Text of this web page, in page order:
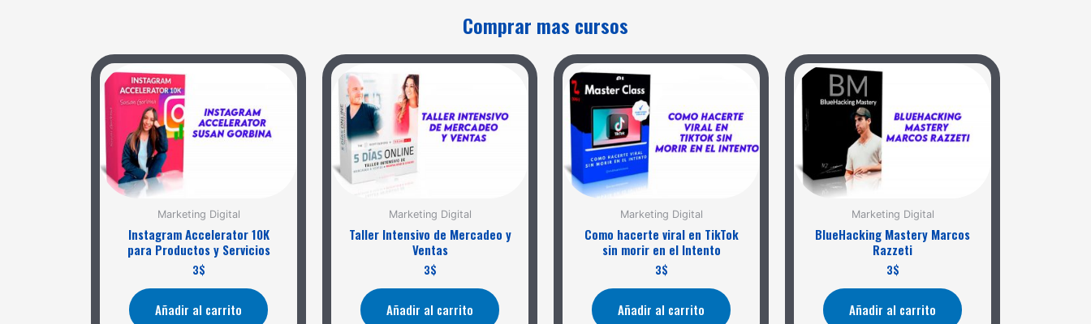
Comprar mas cursos
Marketing Digital
Instagram Accelerator 10K
para Productos y Servicios
3$
Añadir al carrito
Marketing Digital
Taller Intensivo de Mercadeo y
Ventas
3$
Añadir al carrito
Marketing Digital
Como hacerte viral en TikTok
sin morir en el Intento
3$
Añadir al carrito
Marketing Digital
BlueHacking Mastery Marcos
Razzeti
3$
Añadir al carrito